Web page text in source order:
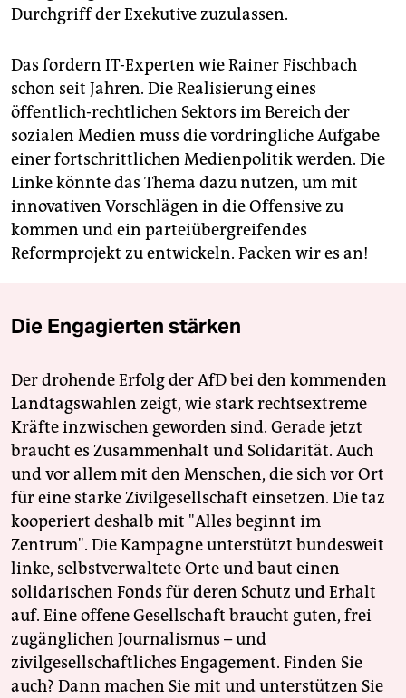
Durchgriff der Exekutive zuzulassen.
Das fordern IT-Experten wie Rainer Fischbach
schon seit Jahren. Die Realisierung eines
öffentlich-rechtlichen Sektors im Bereich der
sozialen Medien muss die vordringliche Aufgabe
einer fortschrittlichen Medienpolitik werden. Die
Linke könnte das Thema dazu nutzen, um mit
innovativen Vorschlägen in die Offensive zu
kommen und ein parteiübergreifendes
Reformprojekt zu entwickeln. Packen wir es an!
Die Engagierten stärken
Der drohende Erfolg der AfD bei den kommenden
Landtagswahlen zeigt, wie stark rechtsextreme
Kräfte inzwischen geworden sind. Gerade jetzt
braucht es Zusammenhalt und Solidarität. Auch
und vor allem mit den Menschen, die sich vor Ort
für eine starke Zivilgesellschaft einsetzen. Die taz
kooperiert deshalb mit "Alles beginnt im
Zentrum". Die Kampagne unterstützt bundesweit
linke, selbstverwaltete Orte und baut einen
solidarischen Fonds für deren Schutz und Erhalt
auf. Eine offene Gesellschaft braucht guten, frei
zugänglichen Journalismus – und
zivilgesellschaftliches Engagement. Finden Sie
auch? Dann machen Sie mit und unterstützen Sie